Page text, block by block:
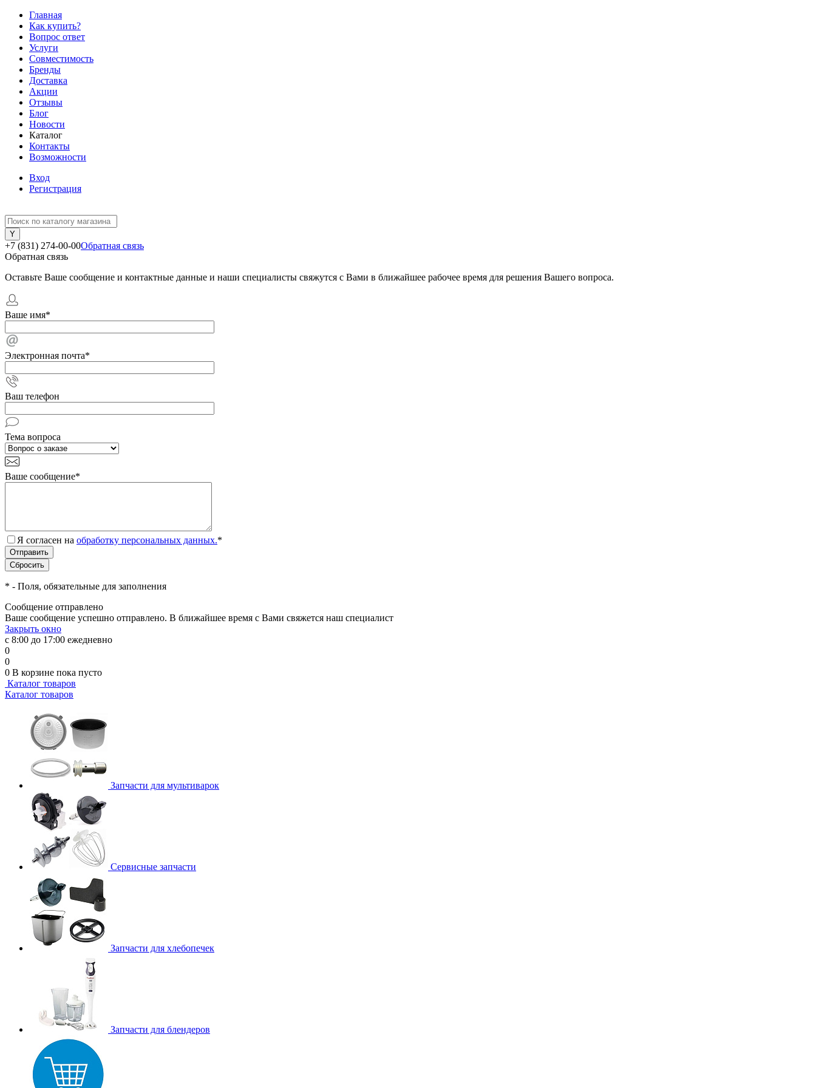
Главная
Как купить?
Вопрос ответ
Услуги
Совместимость
Бренды
Доставка
Акции
Отзывы
Блог
Новости
Каталог
Контакты
Возможности
Вход
Регистрация
+7 (831) 274-00-00Обратная связь
Обратная связь
Оставьте Ваше сообщение и контактные данные и наши специалисты свяжутся с Вами в ближайшее рабочее время для решения Вашего вопроса.
Ваше имя*
Электронная почта*
Ваш телефон
Тема вопроса
Ваше сообщение*
Я согласен на обработку персональных данных.*
* - Поля, обязательные для заполнения
Сообщение отправлено
Ваше сообщение успешно отправлено. В ближайшее время с Вами свяжется наш специалист
Закрыть окно
с 8:00 до 17:00 ежедневно
0
0
0 В корзине пока пусто
Каталог товаров
Каталог товаров
Запчасти для мультиварок
Сервисные запчасти
Запчасти для хлебопечек
Запчасти для блендеров